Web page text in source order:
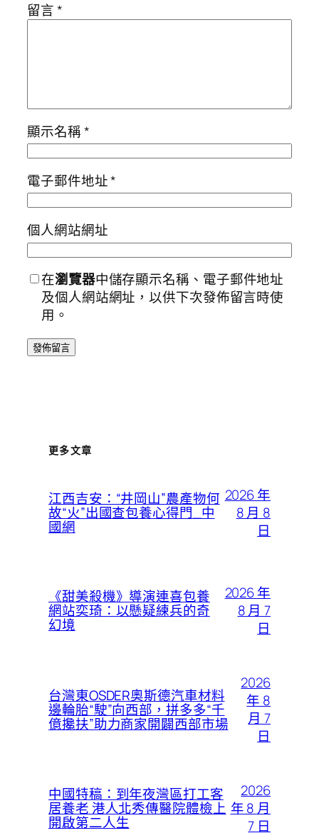
留言*
顯示名稱*
電子郵件地址*
個人網站網址
在瀏覽器中儲存顯示名稱、電子郵件地址
及個人網站網址，以供下次發佈留言時使
用。
更多文章
江西吉安：“井岡山”農產物何
故“火”出國查包養心得門_中
國網
2026 年
8 月 8
日
《甜美殺機》導演連喜包養
網站奕琦：以懸疑練兵的奇
幻境
2026 年
8 月 7
日
台灣東OSDER奧斯德汽車材料
邊輪胎“駛”向西部，拼多多“千
億攙扶”助力商家開闢西部市場
2026
年 8
月 7
日
中國特稿：到年夜灣區打工客
居養老 港人北秀傳醫院體檢上
開啟第二人生
2026
年 8 月
7 日